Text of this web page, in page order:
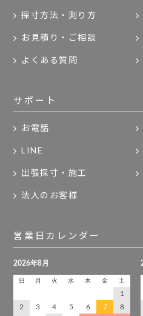
採寸方法・測り方
お見積り・ご相談
よくある質問
サポート
お電話
LINE
出張採寸・施工
法人のお客様
営業日カレンダー